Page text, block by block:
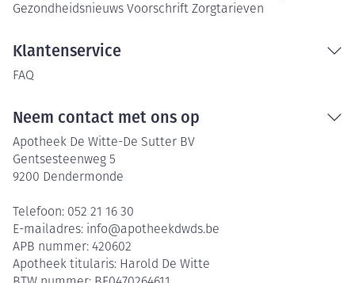
Gezondheidsnieuws Voorschrift Zorgtarieven
Klantenservice
FAQ
Neem contact met ons op
Apotheek De Witte-De Sutter BV
Gentsesteenweg 5
9200 Dendermonde
Telefoon: 052 21 16 30
E-mailadres: info@apotheekdwds.be
APB nummer: 420602
Apotheek titularis: Harold De Witte